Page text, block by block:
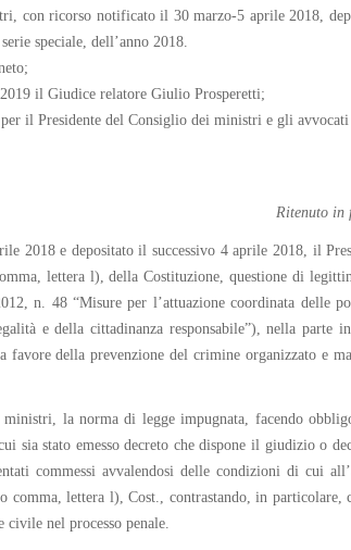
con ricorso notificato il 30 marzo-5 aprile 2018,
speciale, dell’anno 2018.
il Giudice relatore Giulio Prosperetti;
il Presidente del Consiglio dei ministri e gli
Ritenuto in
2018 e depositato il successivo 4 aprile 2018, il
lettera l), della Costituzione, questione di
n. 48 “Misure per l’attuazione coordinata delle
e della cittadinanza responsabile”), nella
favore della prevenzione del crimine organizzato e
la norma di legge impugnata, facendo
sia stato emesso decreto che dispone il giudizio
commessi avvalendosi delle condizioni di cui
comma, lettera l), Cost., contrastando, in
nel processo penale.